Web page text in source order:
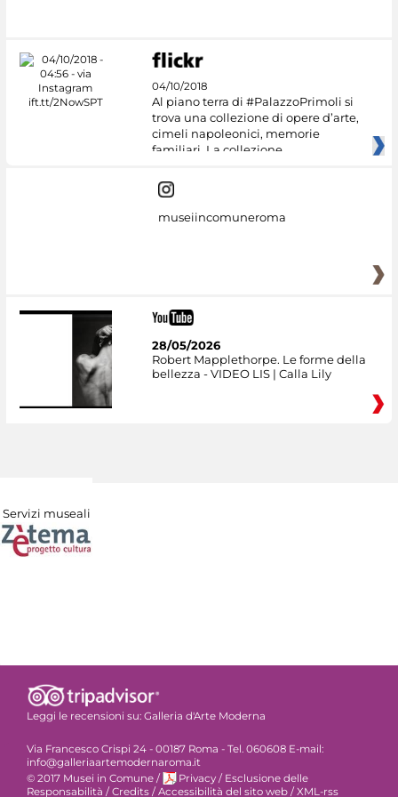
04/10/2018
Al piano terra di #PalazzoPrimoli si
trova una collezione di opere d’arte,
cimeli napoleonici, memorie
familiari. La collezione
museiincomuneroma
28/05/2026
Robert Mapplethorpe. Le forme della
bellezza - VIDEO LIS | Calla Lily
Servizi museali
Leggi le recensioni su: Galleria d'Arte Moderna
Via Francesco Crispi 24 - 00187 Roma - Tel. 060608 E-mail:
info@galleriaartemodernaroma.it
© 2017 Musei in Comune / Privacy / Esclusione delle
Responsabilità /Credits /Accessibilità del sito web /XML-rss